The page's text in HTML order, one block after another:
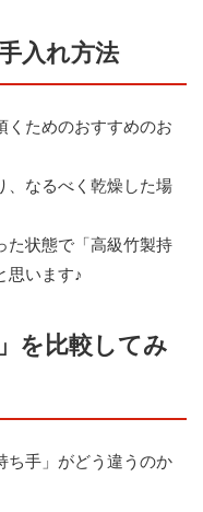
入れ方法
くためのおすすめのお
、なるべく乾燥した場
た状態で「高級竹製持
思います♪
を比較してみ
ち手」がどう違うのか